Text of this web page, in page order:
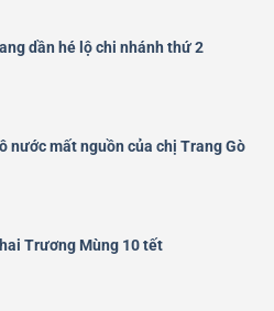
dần hé lộ chi nhánh thứ 2
nước mất nguồn của chị Trang Gò
Trương Mùng 10 tết